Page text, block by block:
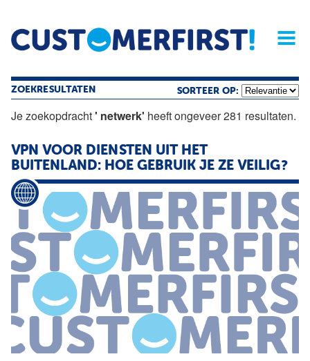
Home Opinie Archief
Magazine
ZOEKRESULTATEN SORTEER OP:
Je zoekopdracht' netwerk' heeft ongeveer 281 resultaten.
VPN VOOR DIENSTEN UIT HET
BUITENLAND: HOE GEBRUIK JE ZE VEILIG?